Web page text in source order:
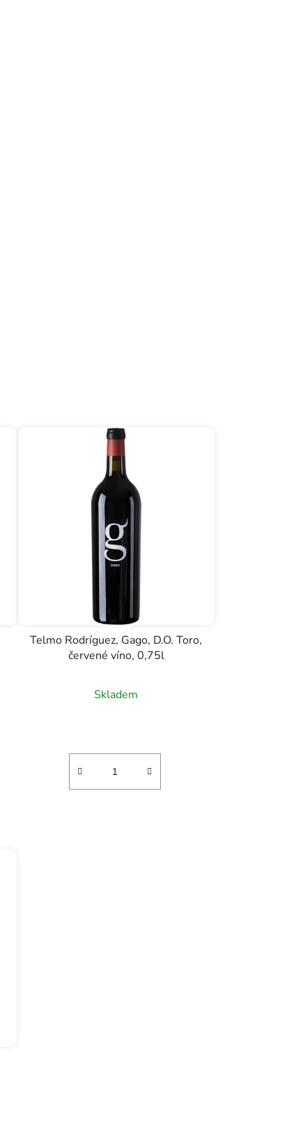
Telmo Rodríguez, Gago, D.O. Toro,
červené víno, 0,75l
Skladem